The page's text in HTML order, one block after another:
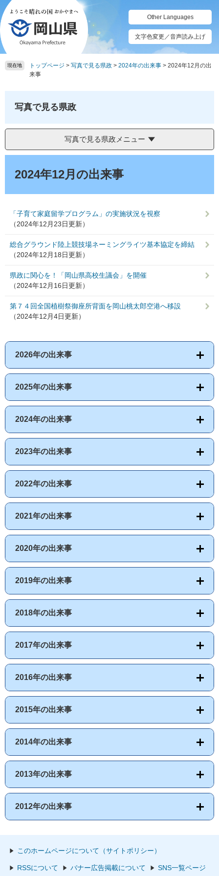
ペ
ー
ジ
の
先
頭
メ
ニ
ュ
ー
を
飛
Other Languages
文字色変更／音声読み上げ
現在地 トップページ > 写真で見る県政 > 2024年の出来事 > 2024年12月の出
来事
写真で見る県政
写真で見る県政メニュー
2024年12月の出来事
「子育て家庭留学プログラム」の実施状況を視察
（2024年12月23日更新）
総合グラウンド陸上競技場ネーミングライツ基本協定を締結
（2024年12月18日更新）
県政に関心を！「岡山県高校生議会」を開催
（2024年12月16日更新）
第７４回全国植樹祭御座所背面を岡山桃太郎空港へ移設
（2024年12月4日更新）
2026年の出来事
2025年の出来事
2024年の出来事
2023年の出来事
2022年の出来事
2021年の出来事
2020年の出来事
2019年の出来事
2018年の出来事
2017年の出来事
2016年の出来事
2015年の出来事
2014年の出来事
2013年の出来事
2012年の出来事
このホームページについて（サイトポリシー）
RSSについて バナー広告掲載について SNS一覧ページ